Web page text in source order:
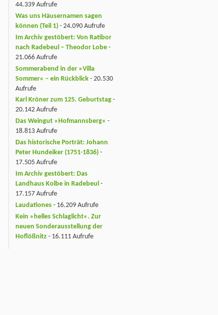
44.339 Aufrufe
Was uns Häusernamen sagen
können (Teil 1) - 24.090 Aufrufe
Im Archiv gestöbert: Von Ratibor
nach Radebeul – Theodor Lobe -
21.066 Aufrufe
Sommerabend in der »Villa
Sommer« – ein Rückblick - 20.530
Aufrufe
Karl Kröner zum 125. Geburtstag -
20.142 Aufrufe
Das Weingut »Hofmannsberg« -
18.813 Aufrufe
Das historische Porträt: Johann
Peter Hundeiker (1751-1836) -
17.505 Aufrufe
Im Archiv gestöbert: Das
Landhaus Kolbe in Radebeul -
17.157 Aufrufe
Laudationes - 16.209 Aufrufe
Kein »helles Schlaglicht«. Zur
neuen Sonderausstellung der
Hoflößnitz - 16.111 Aufrufe